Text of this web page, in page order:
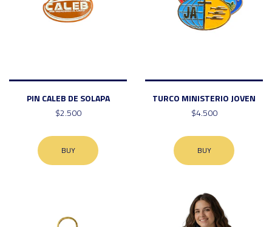
PIN CALEB DE SOLAPA
$2.500
BUY
TURCO MINISTERIO JOVEN
$4.500
BUY